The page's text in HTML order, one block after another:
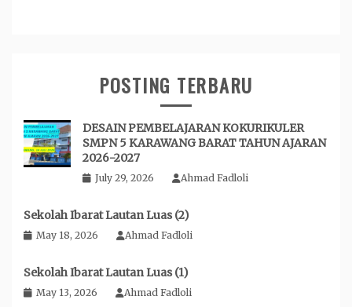
POSTING TERBARU
DESAIN PEMBELAJARAN KOKURIKULER
SMPN 5 KARAWANG BARAT TAHUN AJARAN
2026-2027
July 29, 2026 Ahmad Fadloli
Sekolah Ibarat Lautan Luas (2)
May 18, 2026 Ahmad Fadloli
Sekolah Ibarat Lautan Luas (1)
May 13, 2026 Ahmad Fadloli